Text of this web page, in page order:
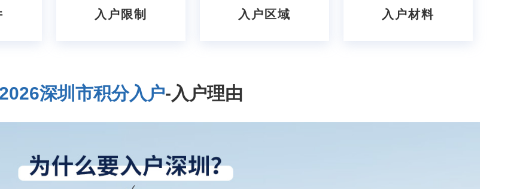
入户限制 入户区域 入户材料
2026深圳市积分入户-入户理由